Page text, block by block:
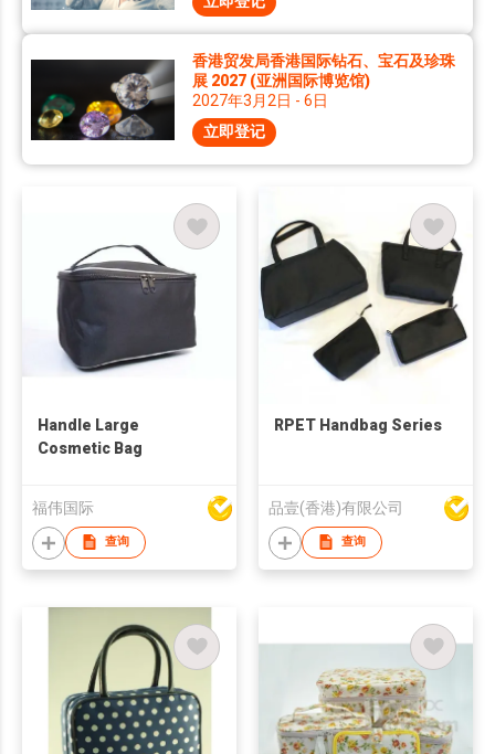
香港贸发局香港国际钻石、宝石及珍珠
展 2027 (亚洲国际博览馆)
2027年3月2日 - 6日
立即登记
Handle Large
Cosmetic Bag
福伟国际
查询
RPET Handbag Series
品壹(香港)有限公司
查询